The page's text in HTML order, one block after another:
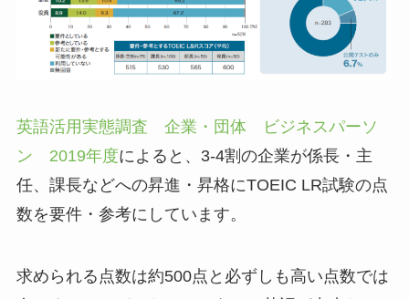
英語活用実態調査 企業・団体 ビジネスパーソ
ン 2019年度によると、3-4割の企業が係長・主
任、課長などへの昇進・昇格にTOEIC LR試験の点
数を要件・参考にしています。
求められる点数は約500点と必ずしも高い点数では